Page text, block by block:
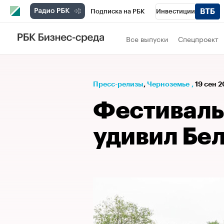
Подписка на РБК Инвестиции
РБК Вино
Проверка контрагентов
Все выпуски Спецпроект
Пресс-релизы⁠, Черноземье , 19 сен
Фестиваль
удивил